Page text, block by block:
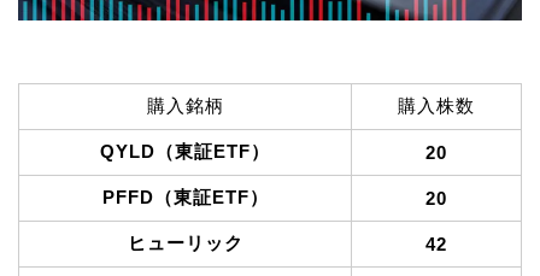
購入銘柄 購入株数
QYLD（東証ETF） 20
PFFD（東証ETF） 20
ヒューリック 42